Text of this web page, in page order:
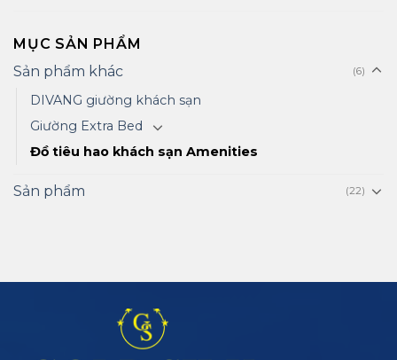
MỤC SẢN PHẨM
Sản phẩm khác
(6)
DIVANG giường khách sạn
Giường Extra Bed
Đồ tiêu hao khách sạn Amenities
Sản phẩm (22)